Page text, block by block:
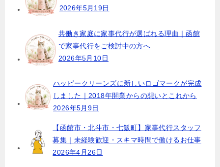
2026年5月19日
共働き家庭に家事代行が選ばれる理由｜函館
で家事代行をご検討中の方へ
2026年5月10日
ハッピークリーンズに新しいロゴマークが完成
しました｜2018年開業からの想いとこれから
2026年5月9日
【函館市・北斗市・七飯町】家事代行スタッフ
募集｜未経験歓迎・スキマ時間で働けるお仕事
2026年4月26日